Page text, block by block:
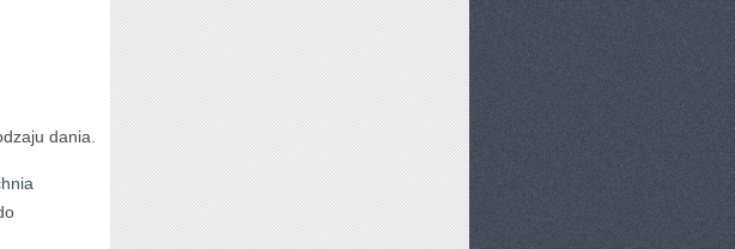
dania.